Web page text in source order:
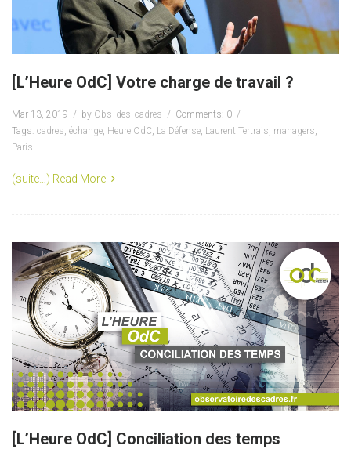
[L’Heure OdC] Votre charge de travail ?
Mar 13, 2019 by Obs_des_cadres
Comments: 0
Tags: cadres, échange, Heure OdC, La Défense, Laurent Tertrais, managers,
Paris
(suite…) Read More
[L’Heure OdC] Conciliation des temps